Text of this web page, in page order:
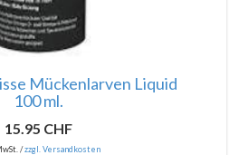
Mückenlarven Liquid
100 ml.
15.95 CHF
/zzgl. Versandkosten